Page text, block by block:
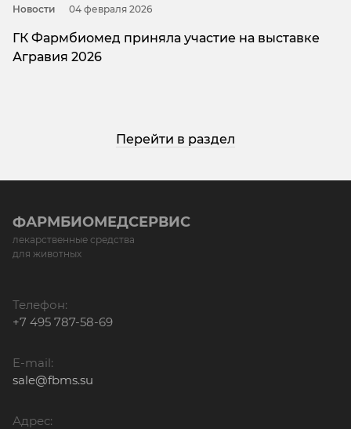
Новости 04 февраля 2026
ГК Фармбиомед приняла участие на выставке
Агравия 2026
Перейти в раздел
ФАРМБИОМЕДСЕРВИС
лекарственные средства
для животных
Телефон:
+7 495 787-58-69
E-mail:
sale@fbms.su
Адрес: